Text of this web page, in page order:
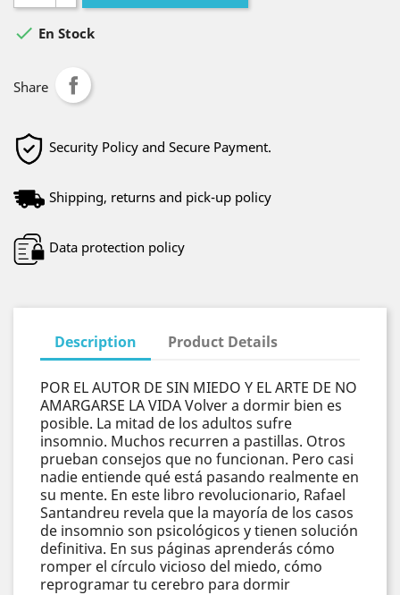
 En Stock
Share
Security Policy and Secure Payment.
Shipping, returns and pick-up policy
Data protection policy
Description Product Details
POR EL AUTOR DE SIN MIEDO Y EL ARTE DE NO
AMARGARSE LA VIDA Volver a dormir bien es
posible. La mitad de los adultos sufre
insomnio. Muchos recurren a pastillas. Otros
prueban consejos que no funcionan. Pero casi
nadie entiende qué está pasando realmente en
su mente. En este libro revolucionario, Rafael
Santandreu revela que la mayoría de los casos
de insomnio son psicológicos y tienen solución
definitiva. En sus páginas aprenderás cómo
romper el círculo vicioso del miedo, cómo
reprogramar tu cerebro para dormir